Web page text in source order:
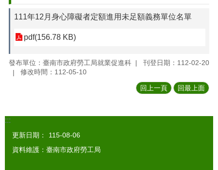
111年12月身心障礙者定額進用未足額義務單位名單
pdf(156.78 KB)
發布單位：臺南市政府勞工局就業促進科
刊登日期：112-02-20
修改時間：112-05-10
回上一頁 回最上面
:::
更新日期：
115-08-06
資料維護：臺南市政府勞工局